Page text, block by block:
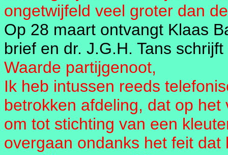
ongetwijfeld veel groter dan
Op 28 maart ontvangt Klaas
brief en dr. J.G.H. Tans
Waarde partijgenoot,
Ik heb intussen reeds
betrokken afdeling, dat op
om tot stichting van een
overgaan ondanks het feit